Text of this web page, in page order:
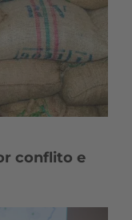
conflito e